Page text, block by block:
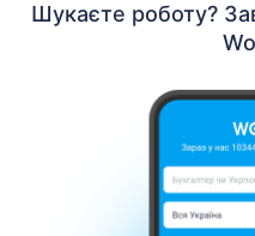
Шукаєте роботу?